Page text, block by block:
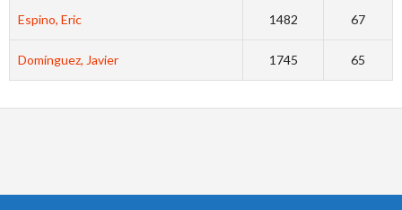
Espino, Eric 1482 67
Domínguez, Javier 1745 65